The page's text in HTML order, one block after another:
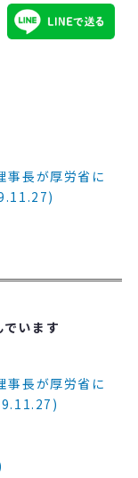
事長が厚労省に
います
事長が厚労省に